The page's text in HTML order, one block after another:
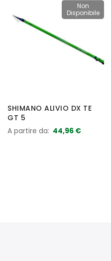
Non
Disponibile
SHIMANO ALIVIO DX TE
GT 5
A partire da 44,96 €